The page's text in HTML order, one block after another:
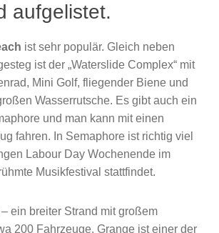
aufgelistet.
ist sehr populär. Gleich neben
ist der „Waterslide Complex“ mit
Mini Golf, fliegender Biene und
Wasserrutsche. Es gibt auch ein
und man kann mit einen
fahren. In Semaphore ist richtig viel
Labour Day Wochenende im
Musikfestival stattfindet.
– ein breiter Strand mit großem
200 Fahrzeuge. Grange ist einer der